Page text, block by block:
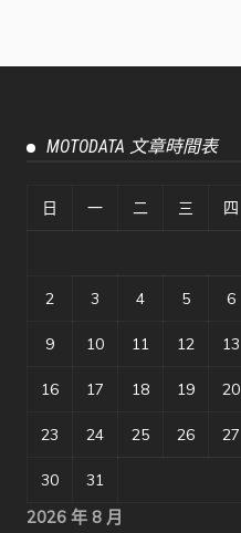
MOTODATA 文章時間表
2026 年 8 月
日 一 二 三 四
2 3 4 5 6
9 10 11 12 13
16 17 18 19 20
23 24 25 26 27
30 31